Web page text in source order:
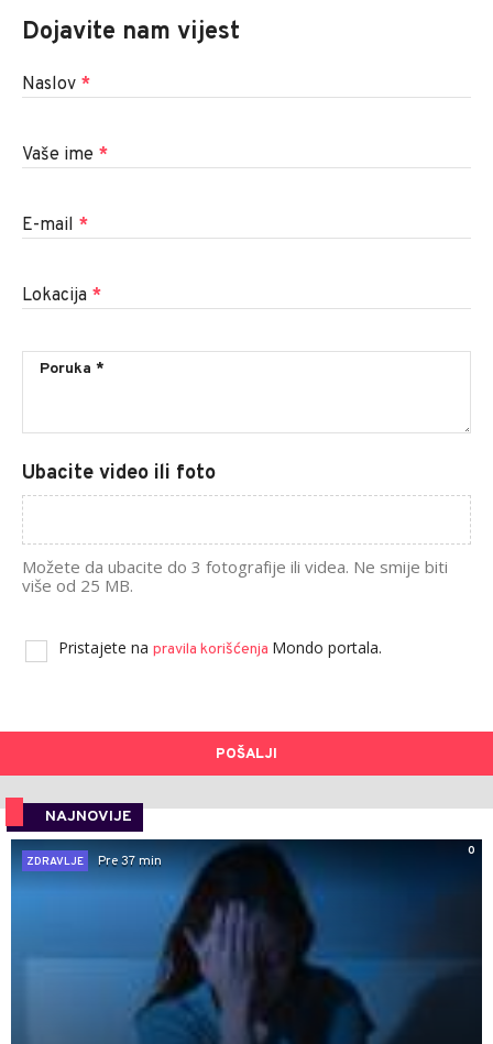
Dojavite nam vijest
Naslov *
Vaše ime *
E-mail *
Lokacija *
Ubacite video ili foto
Možete da ubacite do 3 fotografije ili videa. Ne smije biti
više od 25 MB.
Pristajete na pravila korišćenja Mondo portala.
POŠALJI
NAJNOVIJE
0
ZDRAVLJE
Pre 37 min